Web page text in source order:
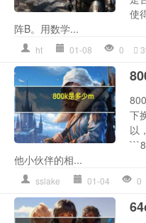
使
阵B。用数学...
ht 01-08 0
下
以
他小伙伴的相...
sslake 01-04 0